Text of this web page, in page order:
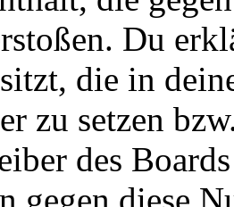
Du
die in
zu setzen
des